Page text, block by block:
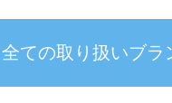
全ての取り扱いブラ